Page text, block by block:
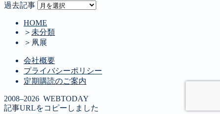
過去記事
HOME
＞ 未分類
＞ 凧展
会社概要
プライバシーポリシー
定期購読のご案内
2008–2026 WEBTODAY
記事URLをコピーしました